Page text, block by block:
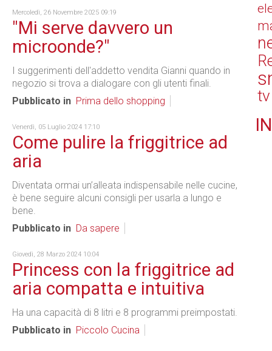
Mercoledì, 26 Novembre 2025 09:19
"Mi serve davvero un
microonde?"
I suggerimenti dell'addetto vendita Gianni quando in
negozio si trova a dialogare con gli utenti finali.
Pubblicato in Prima dello shopping
Venerdì, 05 Luglio 2024 17:10
Come pulire la friggitrice ad
aria
Diventata ormai un’alleata indispensabile nelle cucine,
è bene seguire alcuni consigli per usarla a lungo e
bene.
Pubblicato in Da sapere
Giovedì, 28 Marzo 2024 10:04
Princess con la friggitrice ad
aria compatta e intuitiva
Ha una capacità di 8 litri e 8 programmi preimpostati.
Pubblicato in Piccolo Cucina
tv
IN